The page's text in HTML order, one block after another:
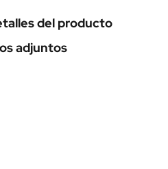
del producto
adjuntos